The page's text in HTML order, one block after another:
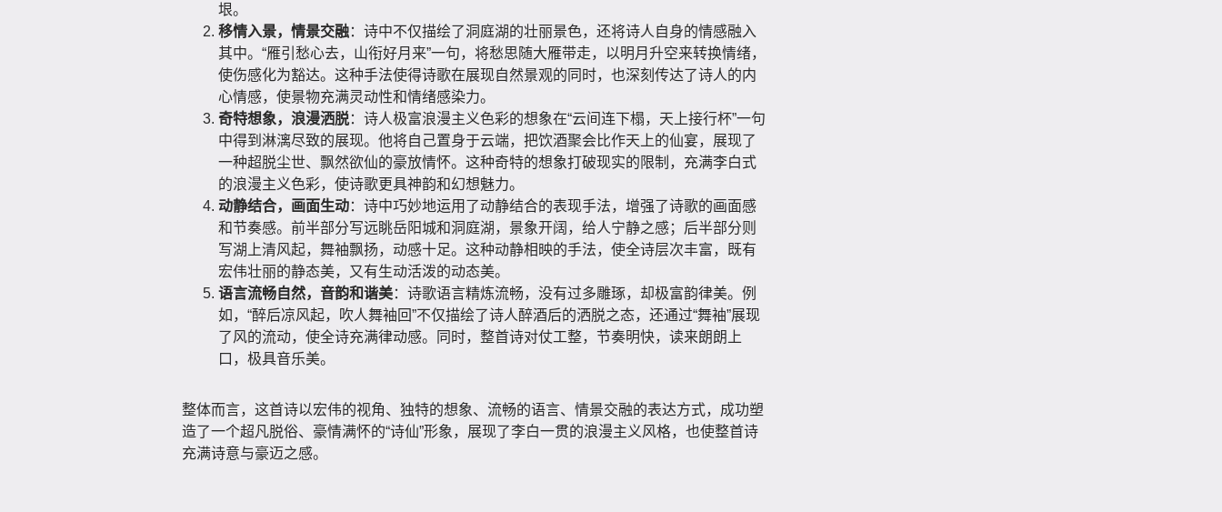
垠。
移情入景，情景交融：诗中不仅描绘了洞庭湖的壮丽景色，还将诗人自身的情感融入
其中。“雁引愁心去，山衔好月来”一句，将愁思随大雁带走，以明月升空来转换情绪，
使伤感化为豁达。这种手法使得诗歌在展现自然景观的同时，也深刻传达了诗人的内
心情感，使景物充满灵动性和情绪感染力。
奇特想象，浪漫洒脱：诗人极富浪漫主义色彩的想象在“云间连下榻，天上接行杯”一句
中得到淋漓尽致的展现。他将自己置身于云端，把饮酒聚会比作天上的仙宴，展现了
一种超脱尘世、飘然欲仙的豪放情怀。这种奇特的想象打破现实的限制，充满李白式
的浪漫主义色彩，使诗歌更具神韵和幻想魅力。
动静结合，画面生动：诗中巧妙地运用了动静结合的表现手法，增强了诗歌的画面感
和节奏感。前半部分写远眺岳阳城和洞庭湖，景象开阔，给人宁静之感；后半部分则
写湖上清风起，舞袖飘扬，动感十足。这种动静相映的手法，使全诗层次丰富，既有
宏伟壮丽的静态美，又有生动活泼的动态美。
语言流畅自然，音韵和谐美：诗歌语言精炼流畅，没有过多雕琢，却极富韵律美。例
如，“醉后凉风起，吹人舞袖回”不仅描绘了诗人醉酒后的洒脱之态，还通过“舞袖”展现
了风的流动，使全诗充满律动感。同时，整首诗对仗工整，节奏明快，读来朗朗上
口，极具音乐美。
整体而言，这首诗以宏伟的视角、独特的想象、流畅的语言、情景交融的表达方式，成功塑
造了一个超凡脱俗、豪情满怀的“诗仙”形象，展现了李白一贯的浪漫主义风格，也使整首诗
充满诗意与豪迈之感。